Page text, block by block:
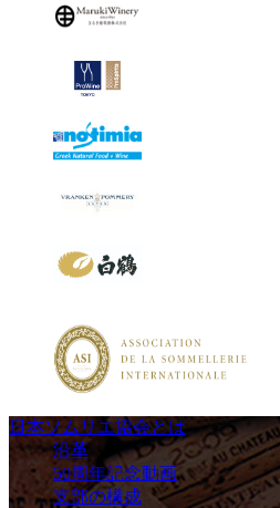
日本ソムリエ協会とは
沿革
50周年記念動画
支部の構成